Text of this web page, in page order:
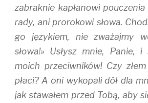
zabraknie kapłanowi
rady, ani prorokowi słowa.
go językiem, nie zważajmy
słowa!» Usłysz mnie, Panie, i
moich przeciwników! Czy
płaci? A oni wykopali dół dla
jak stawałem przed Tobą, aby